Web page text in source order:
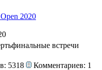
2020
встречи
5318 Комментариев: 1